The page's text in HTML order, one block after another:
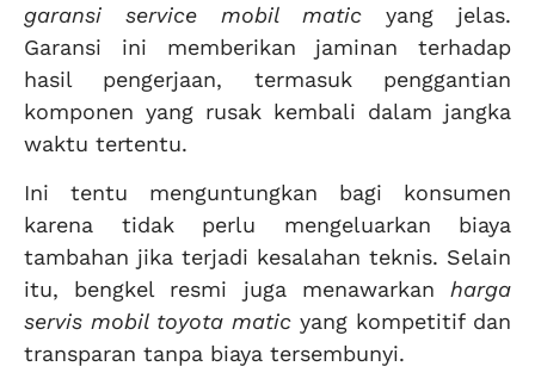
garansi service mobil matic yang jelas.
Garansi ini memberikan jaminan terhadap
hasil pengerjaan, termasuk penggantian
komponen yang rusak kembali dalam jangka
waktu tertentu.
Ini tentu menguntungkan bagi konsumen
karena tidak perlu mengeluarkan biaya
tambahan jika terjadi kesalahan teknis. Selain
itu, bengkel resmi juga menawarkan harga
servis mobil toyota matic yang kompetitif dan
transparan tanpa biaya tersembunyi.